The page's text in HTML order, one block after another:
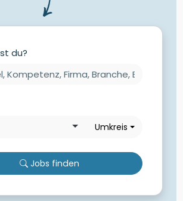
du?
Umkreis
Jobs finden